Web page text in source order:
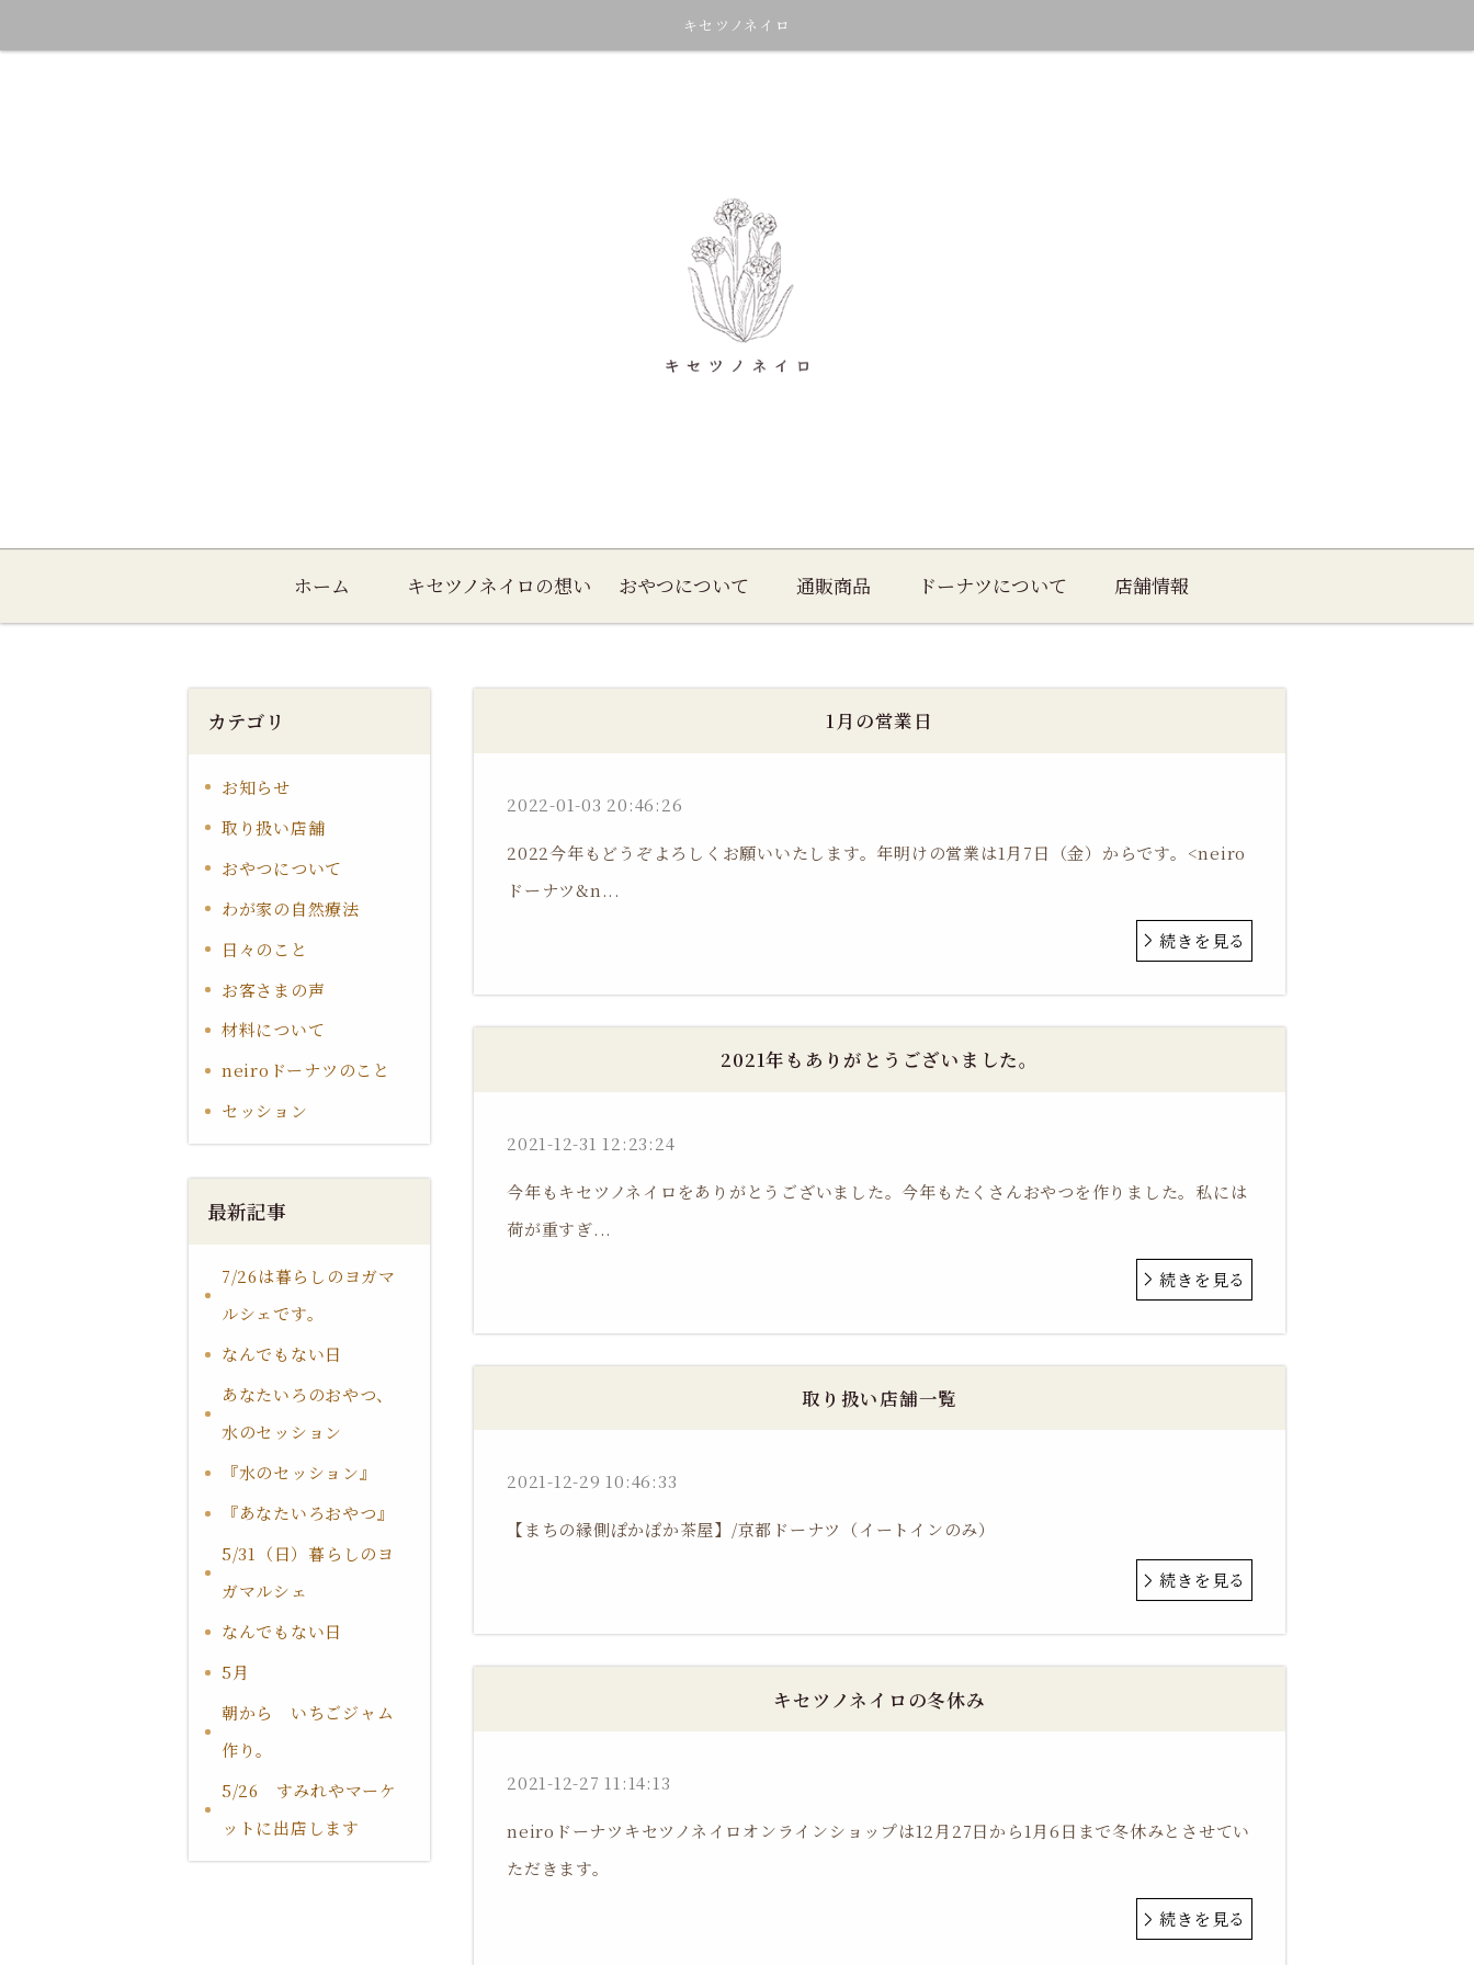
キセツノネイロ
ホーム キセツノネイロの想い おやつについて 通販商品 ドーナツについて 店舗情報
カテゴリ
お知らせ
取り扱い店舗
おやつについて
わが家の自然療法
日々のこと
お客さまの声
材料について
neiroドーナツのこと
セッション
最新記事
7/26は暮らしのヨガマ
ルシェです。
なんでもない日
あなたいろのおやつ、
水のセッション
『水のセッション』
『あなたいろおやつ』
5/31（日）暮らしのヨ
ガマルシェ
なんでもない日
5月
朝から いちごジャム
作り。
5/26 すみれやマーケ
ットに出店します
1月の営業日
2022-01-03 20:46:26
2022今年もどうぞよろしくお願いいたします。年明けの営業は1月7日（金）からです。<neiro
ドーナツ&n...
続きを見る
2021年もありがとうございました。
2021-12-31 12:23:24
今年もキセツノネイロをありがとうございました。今年もたくさんおやつを作りました。私には
荷が重すぎ...
続きを見る
取り扱い店舗一覧
2021-12-29 10:46:33
【まちの縁側ぽかぽか茶屋】/京都ドーナツ（イートインのみ）
続きを見る
キセツノネイロの冬休み
2021-12-27 11:14:13
neiroドーナツキセツノネイロオンラインショップは12月27日から1月6日まで冬休みとさせてい
ただきます。
続きを見る